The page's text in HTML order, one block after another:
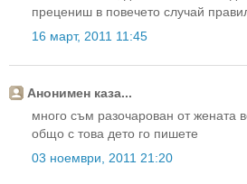
прецениш в повечето случай
16 март, 2011 11:45
Анонимен каза...
много съм разочарован от жената
общо с това дето го пишете
03 ноември, 2011 21:20